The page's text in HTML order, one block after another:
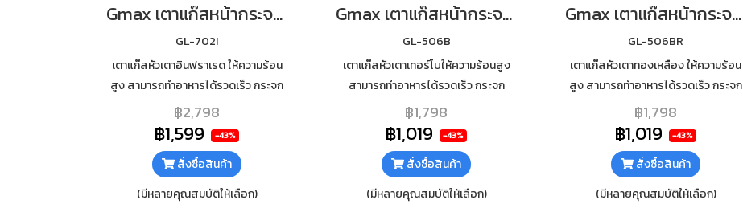
Gmax เตาแก๊สหน้ากระจก 2 หัว หัวอินฟาเรด รุ่น GL-702I
GL-702I
เตาแก๊สหัวเตาอินฟราเรด ให้ความร้อน
สูง สามารถทำอาหารได้รวดเร็ว กระจก
นิรภัยหนา 7mm เสริมฟอยกันความร้อน
ใต้กระจก ทำความสะอาดง่าย
฿2,798
฿1,599 -43%
สั่งซื้อสินค้า
(มีหลายคุณสมบัติให้เลือก)
Gmax เตาแก๊สหน้ากระจก หัวเทอร์โบ ไฟแรง รุ่น GL-506B
GL-506B
เตาแก๊สหัวเตาเทอร์โบให้ความร้อนสูง
สามารถทำอาหารได้รวดเร็ว กระจก
นิรภัยหนา 7mm เสริมฟอยกันความร้อน
ใต้กระจก ทำความสะอาดง่าย
฿1,798
฿1,019 -43%
สั่งซื้อสินค้า
(มีหลายคุณสมบัติให้เลือก)
Gmax เตาแก๊สหน้ากระจก หัวทองเหลือง ไฟแรง รุ่น GL-506BR
GL-506BR
เตาแก๊สหัวเตาทองเหลือง ให้ความร้อน
สูง สามารถทำอาหารได้รวดเร็ว กระจก
นิรภัยหนา 7mm เสริมฟอยกันความร้อน
ใต้กระจก ทำความสะอาดง่าย
฿1,798
฿1,019 -43%
สั่งซื้อสินค้า
(มีหลายคุณสมบัติให้เลือก)